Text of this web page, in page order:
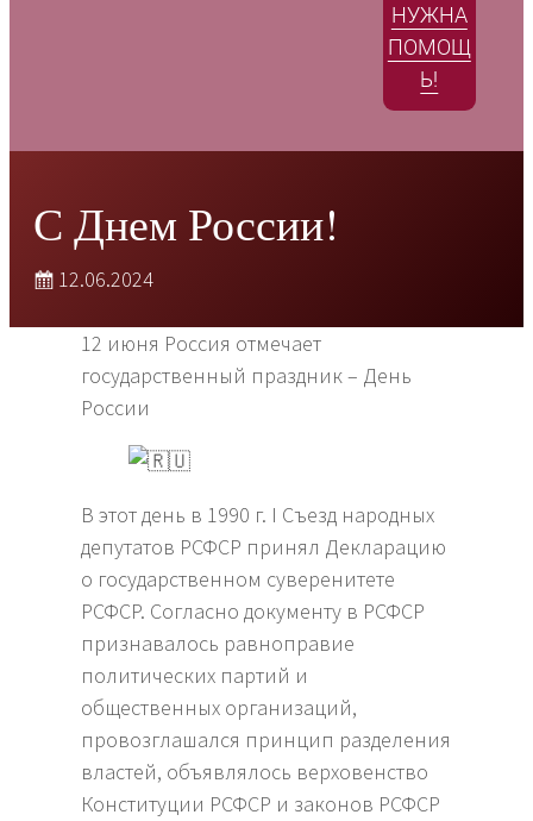
НУЖНА
ПОМОЩ
Ь!
С Днем России!
12.06.2024
12 июня Россия отмечает
государственный праздник – День
России
В этот день в 1990 г. I Съезд народных
депутатов РСФСР принял Декларацию
о государственном суверенитете
РСФСР. Согласно документу в РСФСР
признавалось равноправие
политических партий и
общественных организаций,
провозглашался принцип разделения
властей, объявлялось верховенство
Конституции РСФСР и законов РСФСР